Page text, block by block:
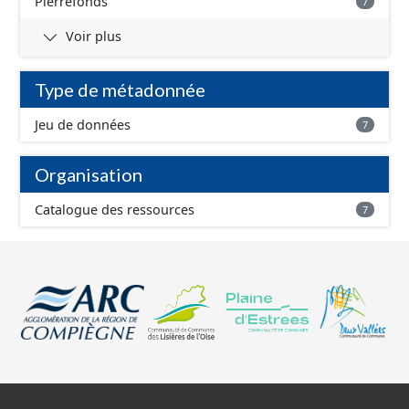
Voir plus
Type de métadonnée
Jeu de données 7
Organisation
Catalogue des ressources 7